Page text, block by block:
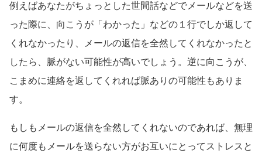
例えばあなたがちょっとした世間話などでメールなどを送
った際に、向こうが「わかった」などの１行でしか返して
くれなかったり、メールの返信を全然してくれなかったと
したら、脈がない可能性が高いでしょう。逆に向こうが、
こまめに連絡を返してくれれば脈ありの可能性もありま
す。
もしもメールの返信を全然してくれないのであれば、無理
に何度もメールを送らない方がお互いにとってストレスと